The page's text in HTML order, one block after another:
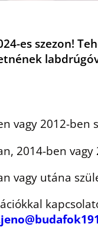
es szezon!
vagy 2012-
2014-ben
vagy utána